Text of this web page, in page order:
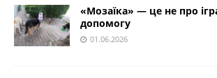
«Мозаїка» — це не про
допомогу
01.06.2026